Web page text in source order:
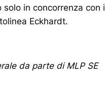
in concorrenza con i
Eckhardt.
da parte di MLP SE